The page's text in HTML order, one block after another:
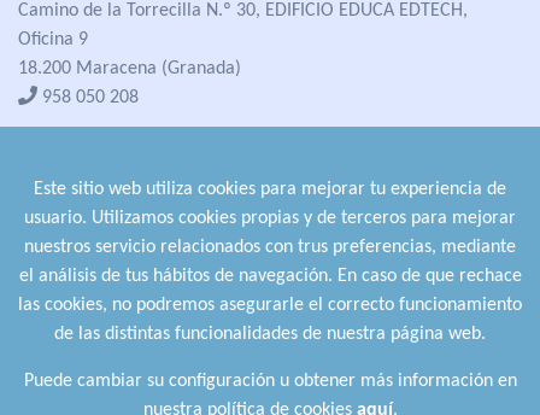
Camino de la Torrecilla N.º 30, EDIFICIO EDUCA EDTECH,
Oficina 9
18.200 Maracena (Granada)
958 050 208
958 991 970
Este sitio web utiliza cookies para mejorar tu experiencia de
usuario. Utilizamos cookies propias y de terceros para mejorar
nuestros servicio relacionados con trus preferencias, mediante
el análisis de tus hábitos de navegación. En caso de que rechace
las cookies, no podremos asegurarle el correcto funcionamiento
de las distintas funcionalidades de nuestra página web.
Puede cambiar su configuración u obtener más información en
nuestra política de cookies aquí.